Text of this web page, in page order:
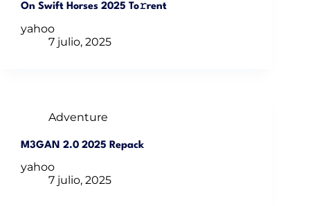
On Swift Horses 2025 To𝚛rent
yahoo
7 julio, 2025
Adventure
M3GAN 2.0 2025 Repack
yahoo
7 julio, 2025